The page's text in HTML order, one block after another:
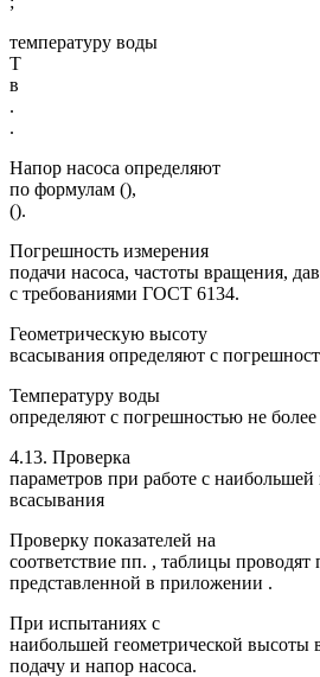
температуру воды
T
в
.
.
Напор насоса определяют
по формулам (),
().
Погрешность измерения
подачи насоса, частоты вращения,
с требованиями ГОСТ 6134.
Геометрическую высоту
всасывания определяют с
Температуру воды
определяют с погрешностью не
4.13. Проверка
параметров при работе с
всасывания
Проверку показателей на
соответствие пп. , таблицы проводят
представленной в приложении .
При испытаниях с
наибольшей геометрической высоты
подачу и напор насоса.